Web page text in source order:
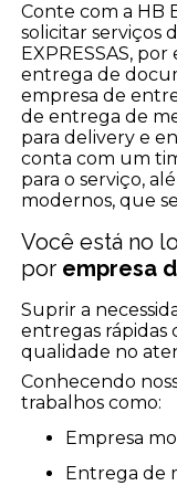
Conte com a HB
solicitar serviços
EXPRESSAS,
entrega de
empresa de
de entrega de
para delivery e
conta com um
para o serviço,
modernos, que
Você está no
por empresa
Suprir a
entregas rápidas
qualidade no
Conhecendo
trabalhos como:
empresa
entrega de